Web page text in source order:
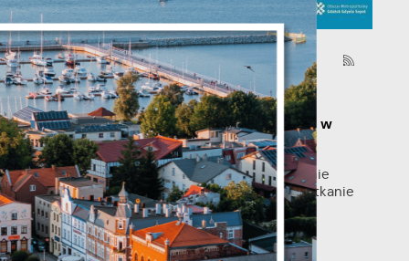
06 - 08 - 2026
Spotkanie konsultacyjne
poświęcone powołaniu
związku metropolitalnego w
województwie pomorskim
Szanowni Państwo, serdecznie
zapraszamy na otwarte spotkanie
konsultacyjne, poświęcone
powołaniu...